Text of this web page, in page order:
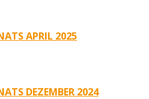
APRIL 2025
DEZEMBER 2024